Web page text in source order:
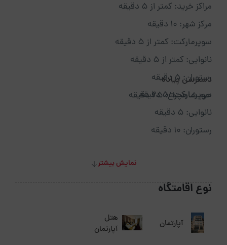
مراکز خرید: کمتر از ۵ دقیقه
مرکز شهر: ۱۰ دقیقه
سوپرمارکت: کمتر از ۵ دقیقه
نانوایی: کمتر از ۵ دقیقه
رستوران: ۵ دقیقه
حرم شاهچراغ: ۲۵ دقیقه
دسترسی پیاده
سوپرمارکت: ۵ دقیقه
نانوایی: ۵ دقیقه
رستوران: ۱۰ دقیقه
نمایش بیشتر
نوع اقامتگاه
آپارتمان
هتل
آپارتمان